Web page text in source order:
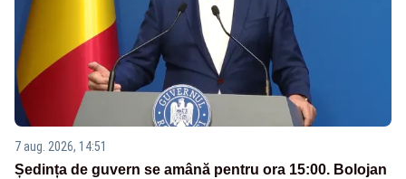
7 aug. 2026, 14:51
Ședința de guvern se amână pentru ora 15:00. Bolojan